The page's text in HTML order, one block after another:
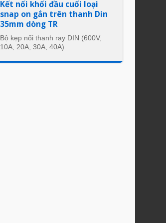
Kết nối khối đầu cuối loại
snap on gắn trên thanh Din
35mm dòng TR
Bộ kẹp nối thanh ray DIN (600V,
10A, 20A, 30A, 40A)